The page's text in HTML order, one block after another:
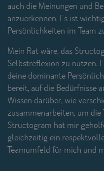
auch die Meinungen und
anzuerkennen. Es ist
Persönlichkeiten im Team
Mein Rat wäre, das
Selbstreflexion zu nutzen.
deine dominante
bereit, auf die Bedürfnisse
Wissen darüber, wie
zusammenarbeiten, um
Structogram hat mir
gleichzeitig ein
Teamumfeld für mich und